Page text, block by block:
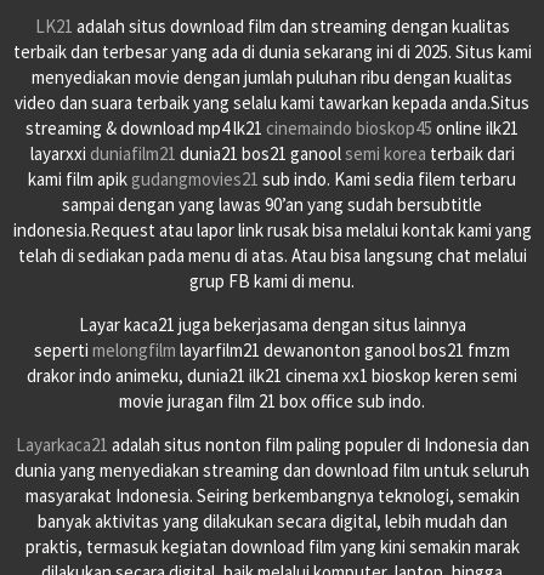
LK21 adalah situs download film dan streaming dengan kualitas
terbaik dan terbesar yang ada di dunia sekarang ini di 2025. Situs kami
menyediakan movie dengan jumlah puluhan ribu dengan kualitas
video dan suara terbaik yang selalu kami tawarkan kepada anda.Situs
streaming & download mp4 lk21 cinemaindo bioskop45 online ilk21
layarxxi duniafilm21 dunia21 bos21 ganoolsemi korea terbaik dari
kami film apik gudangmovies21 sub indo. Kami sedia filem terbaru
sampai dengan yang lawas 90’an yang sudah bersubtitle
indonesia.Request atau lapor link rusak bisa melalui kontak kami yang
telah di sediakan pada menu di atas. Atau bisa langsung chat melalui
grup FB kami di menu.
Layar kaca21 juga bekerjasama dengan situs lainnya
seperti melongfilm layarfilm21 dewanonton ganool bos21 fmzm
drakor indo animeku, dunia21 ilk21 cinema xx1 bioskop keren semi
movie juragan film 21 box office sub indo.
Layarkaca21 adalah situs nonton film paling populer di Indonesia dan
dunia yang menyediakan streaming dan download film untuk seluruh
masyarakat Indonesia. Seiring berkembangnya teknologi, semakin
banyak aktivitas yang dilakukan secara digital, lebih mudah dan
praktis, termasuk kegiatan download film yang kini semakin marak